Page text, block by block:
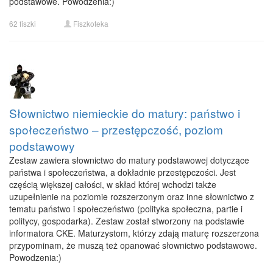
62 fiszki Fiszkoteka
Słownictwo niemieckie do matury: państwo i
społeczeństwo – przestępczość, poziom
podstawowy
Zestaw zawiera słownictwo do matury podstawowej dotyczące
państwa i społeczeństwa, a dokładnie przestępczości. Jest
częścią większej całości, w skład której wchodzi także
uzupełnienie na poziomie rozszerzonym oraz inne słownictwo z
tematu państwo i społeczeństwo (polityka społeczna, partie i
politycy, gospodarka). Zestaw został stworzony na podstawie
informatora CKE. Maturzystom, którzy zdają maturę rozszerzona
przypominam, że muszą też opanować słownictwo podstawowe.
Powodzenia:)